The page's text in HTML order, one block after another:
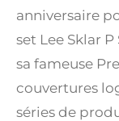
anniversaire
set Lee Sklar
sa fameuse
couvertures
séries de